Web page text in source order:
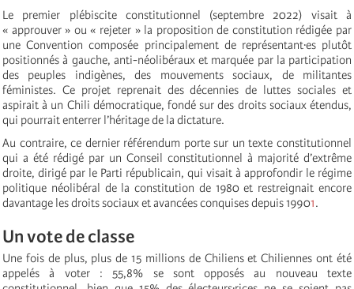
Le premier plébiscite constitutionnel (septembre 2022) visait à
« approuver » ou « rejeter » la proposition de constitution rédigée par
une Convention composée principalement de représentant·es plutôt
positionnés à gauche, anti-néolibéraux et marquée par la participation
des peuples indigènes, des mouvements sociaux, de militantes
féministes. Ce projet reprenait des décennies de luttes sociales et
aspirait à un Chili démocratique, fondé sur des droits sociaux étendus,
qui pourrait enterrer l’héritage de la dictature.
Au contraire, ce dernier référendum porte sur un texte constitutionnel
qui a été rédigé par un Conseil constitutionnel à majorité d’extrême
droite, dirigé par le Parti républicain, qui visait à approfondir le régime
politique néolibéral de la constitution de 1980 et restreignait encore
davantage les droits sociaux et avancées conquises depuis 19901.
Un vote de classe
Une fois de plus, plus de 15 millions de Chiliens et Chiliennes ont été
appelés à voter : 55,8% se sont opposés au nouveau texte